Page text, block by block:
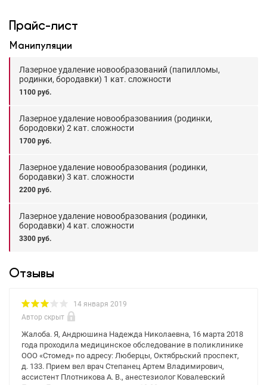
Прайс-лист
Манипуляции
Лазерное удаление новообразований (папилломы,
родинки, бородавки) 1 кат. сложности
1100 руб.
Лазерное удаление новообразованиия (родинки,
бородовки) 2 кат. сложности
1700 руб.
Лазерное удаление новообразования (родинки,
бородавки) 3 кат. сложности
2200 руб.
Лазерное удаление новообразования (родинки,
бородавки) 4 кат. сложности
3300 руб.
Отзывы
14 января 2019
Автор скрыт
Жалоба. Я, Андрюшина Надежда Николаевна, 16 марта 2018
года проходила медицинское обследование в поликлинике
ООО «Стомед» по адресу: Люберцы, Октябрьский проспект,
д. 133. Прием вел врач Степанец Артем Владимирович,
ассистент Плотникова А. В., анестезиолог Ковалевский